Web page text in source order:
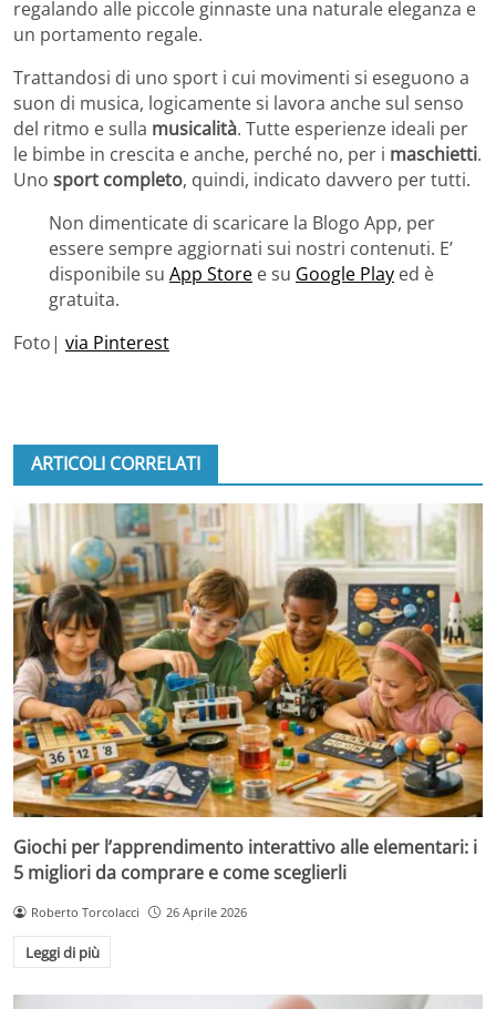
regalando alle piccole ginnaste una naturale eleganza e
un portamento regale.
Trattandosi di uno sport i cui movimenti si eseguono a
suon di musica, logicamente si lavora anche sul senso
del ritmo e sulla musicalità. Tutte esperienze ideali per
le bimbe in crescita e anche, perché no, per i maschietti.
Uno sport completo, quindi, indicato davvero per tutti.
Non dimenticate di scaricare la Blogo App, per
essere sempre aggiornati sui nostri contenuti. E’
disponibile su App Store e su Google Play ed è
gratuita.
Foto| via Pinterest
ARTICOLI CORRELATI
Giochi per l’apprendimento interattivo alle elementari: i
5 migliori da comprare e come sceglierli
Roberto Torcolacci 26 Aprile 2026
Leggi di più